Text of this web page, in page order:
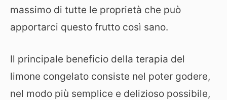
massimo di tutte le proprietà che può
apportarci questo frutto così sano.
Il principale beneficio della terapia del
limone congelato consiste nel poter godere,
nel modo più semplice e delizioso possibile,